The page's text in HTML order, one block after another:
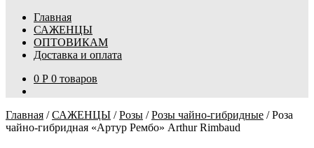
Главная
САЖЕНЦЫ
ОПТОВИКАМ
Доставка и оплата
0 Р 0 товаров
Главная /САЖЕНЦЫ /Розы /Розы чайно-гибридные /Роза
чайно-гибридная «Артур Рембо» Arthur Rimbaud